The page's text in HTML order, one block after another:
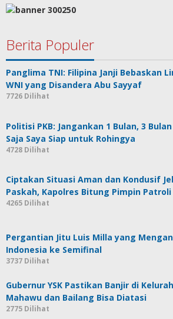
Berita Populer
Panglima TNI: Filipina Janji Bebaskan
WNI yang Disandera Abu Sayyaf
7726 Dilihat
Politisi PKB: Jangankan 1 Bulan, 3
Saja Saya Siap untuk Rohingya
4728 Dilihat
Ciptakan Situasi Aman dan Kondusif
Paskah, Kapolres Bitung Pimpin Patroli
4265 Dilihat
Pergantian Jitu Luis Milla yang
Indonesia ke Semifinal
3737 Dilihat
Gubernur YSK Pastikan Banjir di
Mahawu dan Bailang Bisa Diatasi
2775 Dilihat